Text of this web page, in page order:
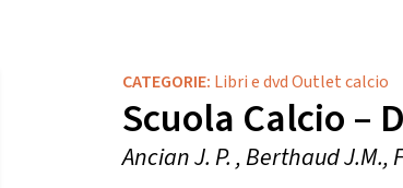
CATEGORIE: Libri e dvd Outlet calcio
Scuola Calcio –
Ancian J. P. , Berthaud J.M.,